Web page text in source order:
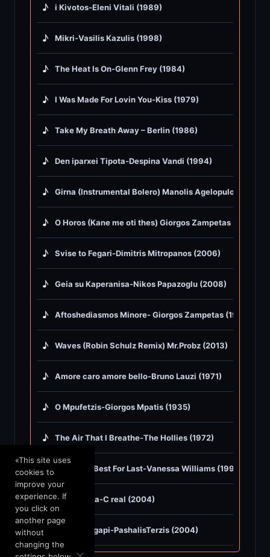
♪ i Kivotos-Eleni Vitali (1989)
♪ Mikri-Vasilis Kazulis (1998)
♪ The Heat Is On-Glenn Frey (1984)
♪ I Was Made For Lovin You-Kiss (1979)
♪ Take My Breath Away – Berlin (1986)
♪ Den iparxei Tipota-Despina Vandi (1994)
♪ Girna (Instrumental Bolero) Manolis Agelopulos (1975)
♪ O Horos (Kane me oti thes) Giorgos Zampetas (1967)
♪ Svise to Fegari-Dimitris Mitropanos (2006)
♪ Geia su Kaperanisa-Nikos Papazoglu (2008)
♪ Aftoshediasmos Minore- Giorgos Zampetas (1950)
♪ Waves (Robin Schulz Remix) Mr.Probz (2013)
♪ Amore caro amore bello-Bruno Lauzi (1971)
♪ O Mpufetzis-Giorgos Mpatis (1935)
♪ The Air That I Breathe-The Hollies (1972)
♪ Save The Best For Last-Vanessa Williams (1991)
♪ Hilia hronia-C real (2004)
♪ Eho mia Agapi-PashalisTerzis (2004)
«This site uses
cookies to
improve your
experience. If
you click on
another page
without
changing the